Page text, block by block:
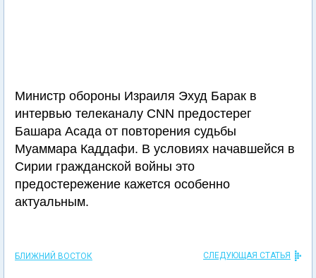
Министр обороны Израиля Эхуд Барак в
интервью телеканалу CNN предостерег
Башара Асада от повторения судьбы
Муаммара Каддафи. В условиях начавшейся в
Сирии гражданской войны это
предостережение кажется особенно
актуальным.
БЛИЖНИЙ ВОСТОК СЛЕДУЮЩАЯ СТАТЬЯ